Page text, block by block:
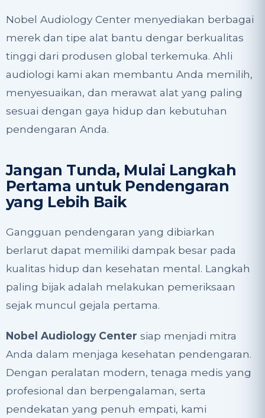
Nobel Audiology Center menyediakan berbagai
merek dan tipe alat bantu dengar berkualitas
tinggi dari produsen global terkemuka. Ahli
audiologi kami akan membantu Anda memilih,
menyesuaikan, dan merawat alat yang paling
sesuai dengan gaya hidup dan kebutuhan
pendengaran Anda.
Jangan Tunda, Mulai Langkah
Pertama untuk Pendengaran
yang Lebih Baik
Gangguan pendengaran yang dibiarkan
berlarut dapat memiliki dampak besar pada
kualitas hidup dan kesehatan mental. Langkah
paling bijak adalah melakukan pemeriksaan
sejak muncul gejala pertama.
Nobel Audiology Center siap menjadi mitra
Anda dalam menjaga kesehatan pendengaran.
Dengan peralatan modern, tenaga medis yang
profesional dan berpengalaman, serta
pendekatan yang penuh empati, kami